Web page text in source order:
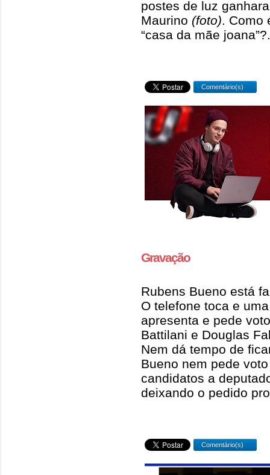
postes de luz
Maurino (foto). Como
“casa da mãe
Comentário(s)
Gravação
Rubens Bueno está
O telefone toca e
apresenta e pede
Battilani e Douglas
Nem dá tempo de
Bueno nem pede
candidatos a
deixando o pedido
Comentário(s)